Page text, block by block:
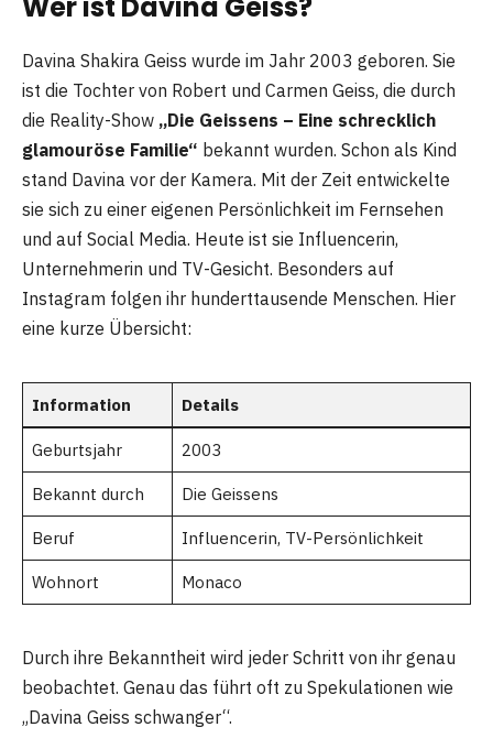
Davina Shakira Geiss wurde im Jahr 2003 geboren. Sie
ist die Tochter von Robert und Carmen Geiss, die durch
die Reality-Show „Die Geissens – Eine schrecklich
glamouröse Familie“ bekannt wurden. Schon als Kind
stand Davina vor der Kamera. Mit der Zeit entwickelte
sie sich zu einer eigenen Persönlichkeit im Fernsehen
und auf Social Media. Heute ist sie Influencerin,
Unternehmerin und TV-Gesicht. Besonders auf
Instagram folgen ihr hunderttausende Menschen. Hier
eine kurze Übersicht:
Information Details
Geburtsjahr 2003
Bekannt durch Die Geissens
Beruf Influencerin, TV-Persönlichkeit
Wohnort Monaco
Durch ihre Bekanntheit wird jeder Schritt von ihr genau
beobachtet. Genau das führt oft zu Spekulationen wie
„Davina Geiss schwanger“.